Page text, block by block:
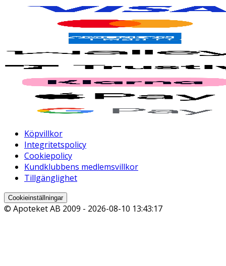
Köpvillkor
Integritetspolicy
Cookiepolicy
Kundklubbens medlemsvillkor
Tillgänglighet
Cookieinställningar
© Apoteket AB 2009 - 2026-08-10 13:43:17